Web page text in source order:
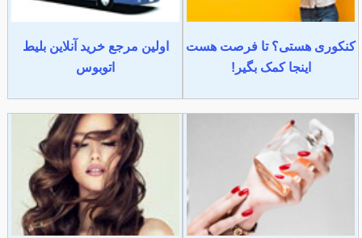
کنکوری هستی؟ تا فرصت هست
اینجا کمک بگیر!
اولین مرجع خرید آنلاین بلیط
اتوبوس